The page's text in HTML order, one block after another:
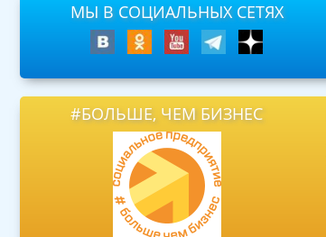
МЫ В СОЦИАЛЬНЫХ СЕТЯХ
#БОЛЬШЕ, ЧЕМ БИЗНЕС